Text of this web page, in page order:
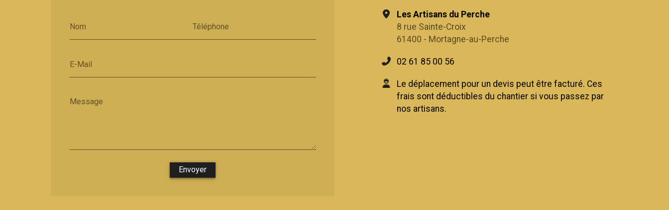
Nom Téléphone
E-Mail
Message
Envoyer
Les Artisans du Perche
8 rue Sainte-Croix
61400 - Mortagne-au-Perche
02 61 85 00 56
Le déplacement pour un devis peut être facturé. Ces
frais sont déductibles du chantier si vous passez par
nos artisans.